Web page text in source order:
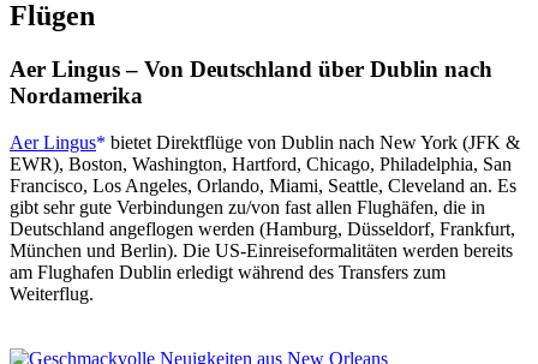
Flügen
Aer Lingus – Von Deutschland über Dublin nach
Nordamerika
Aer Lingus
bietet Direktflüge von Dublin nach New York (JFK &
EWR), Boston, Washington, Hartford, Chicago, Philadelphia, San
Francisco, Los Angeles, Orlando, Miami, Seattle, Cleveland an. Es
gibt sehr gute Verbindungen zu/von fast allen Flughäfen, die in
Deutschland angeflogen werden (Hamburg, Düsseldorf, Frankfurt,
München und Berlin). Die US-Einreiseformalitäten werden bereits
am Flughafen Dublin erledigt während des Transfers zum
Weiterflug.